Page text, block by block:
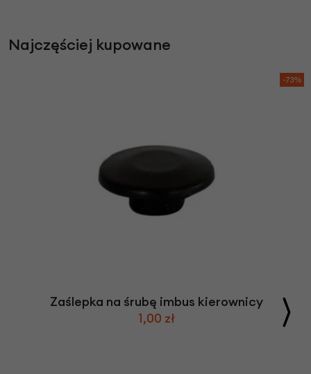
Najczęściej kupowane
-73%
Zaślepka na śrubę imbus kierownicy
1,00 zł